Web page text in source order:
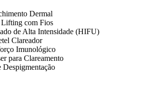
Dermal
Lifting com Fios
de Alta Intensidade (HIFU)
Clareador
Imunológico
para Clareamento
Despigmentação